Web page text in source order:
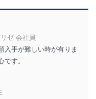
当社が保有している
てはこれらの取り組
育を徹底してまいり
めに、適切な管理
ゼ 会社員
入手が難しい時が有りま
す。